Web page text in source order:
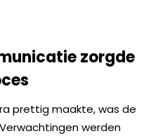
zorgde
prettig maakte, was de
werden